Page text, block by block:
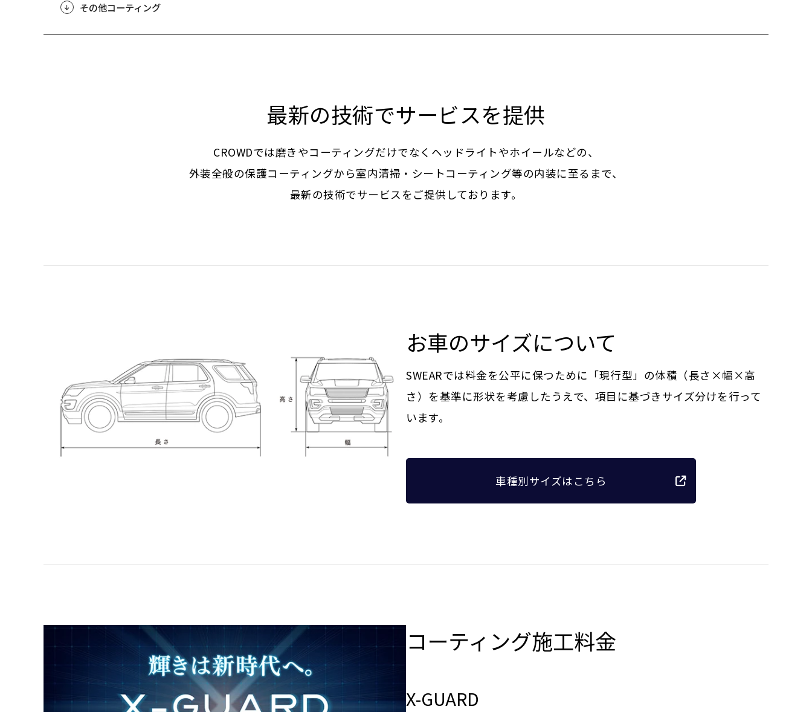
その他コーティング
最新の技術でサービスを提供
CROWDでは磨きやコーティングだけでなくヘッドライトやホイールなどの、
外装全般の保護コーティングから室内清掃・シートコーティング等の内装に至るまで、
最新の技術でサービスをご提供しております。
お車のサイズについて
SWEARでは料金を公平に保つために「現行型」の体積（長さ×幅×高
さ）を基準に形状を考慮したうえで、項目に基づきサイズ分けを行って
います。
車種別サイズはこちら
コーティング施工料金
X-GUARD